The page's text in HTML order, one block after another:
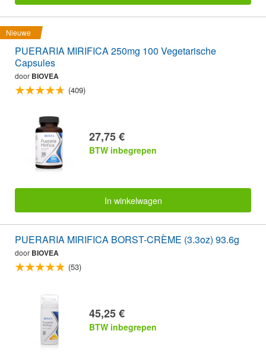
Nieuwe
PUERARIA MIRIFICA 250mg 100 Vegetarische
Capsules
door BIOVEA
(409)
27,75 €
BTW inbegrepen
In winkelwagen
PUERARIA MIRIFICA BORST-CRÈME (3.3oz) 93.6g
door BIOVEA
(53)
45,25 €
BTW inbegrepen